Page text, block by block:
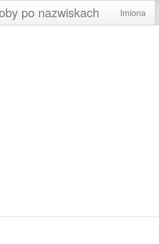
po nazwiskach Imiona